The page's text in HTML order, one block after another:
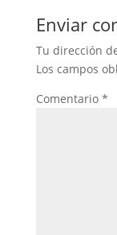
Enviar
Tu dirección
Los campos
Comentario *